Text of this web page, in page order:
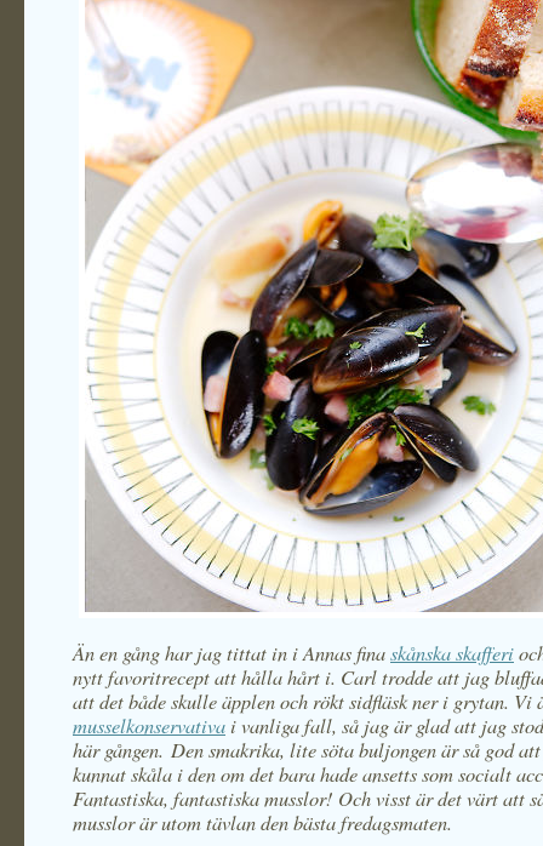
Än en gång har jag tittat in i Annas finaskånska skafferi
nytt favoritrecept att hålla hårt i. Carl trodde att jag
att det både skulle äpplen och rökt sidfläsk ner i grytan. Vi
musselkonservativa i vanliga fall, så jag är glad att jag
här gången. Den smakrika, lite söta buljongen är så god
kunnat skåla i den om det bara hade ansetts som socialt
Fantastiska, fantastiska musslor! Och visst är det värt att
musslor är utom tävlan den bästa fredagsmaten.